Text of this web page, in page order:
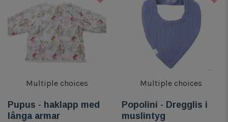
Multiple choices
Pupus - haklapp med
långa armar
Multiple choices
Popolini - Dregglis i
muslintyg